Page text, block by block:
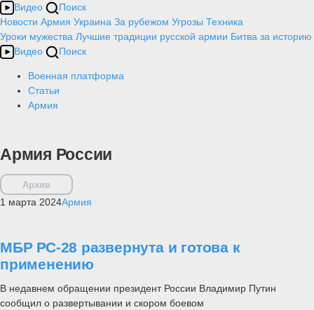
Видео
Поиск
Новости Армия Украина За рубежом Угрозы Техника
Уроки мужества Лучшие традиции русской армии Битва за историю
Видео
Поиск
Военная платформа
Статьи
Армия
Армия России
Архив
1 марта 2024Армия
МБР РС-28 развернута и готова к
применению
В недавнем обращении президент России Владимир Путин
сообщил о развертывании и скором боевом